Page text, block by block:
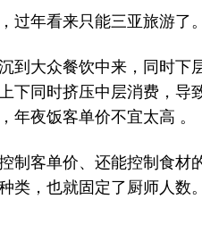
过年看来只能三亚旅游了。
到大众餐饮中来，同时下
下同时挤压中层消费，导
年夜饭客单价不宜太高 。
制客单价、还能控制食材
类，也就固定了厨师人数